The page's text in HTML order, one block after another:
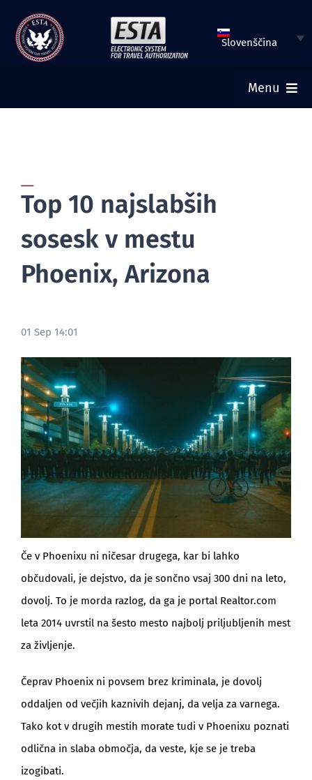
Preskoči
vsebino
Slovenščina
Menu
PREVERI ESTA STATUS
TURISTIČNI VIZUM
BLOG
Top 10 najslabših
sosesk v mestu
Phoenix, Arizona
01 Sep 14:01
Če v Phoenixu ni ničesar drugega, kar bi lahko
občudovali, je dejstvo, da je sončno vsaj 300 dni na leto,
dovolj. To je morda razlog, da ga je portal Realtor.com
leta 2014 uvrstil na šesto mesto najbolj priljubljenih mest
za življenje.
Čeprav Phoenix ni povsem brez kriminala, je dovolj
oddaljen od večjih kaznivih dejanj, da velja za varnega.
Tako kot v drugih mestih morate tudi v Phoenixu poznati
odlična in slaba območja, da veste, kje se je treba
izogibati.